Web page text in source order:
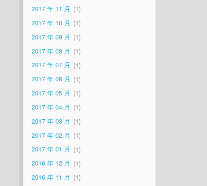
2017 年 11 月
1
2017 年 10 月
1
2017 年 09 月
1
2017 年 08 月
1
2017 年 07 月
1
2017 年 06 月
1
2017 年 05 月
1
2017 年 04 月
1
2017 年 03 月
1
2017 年 02 月
1
2017 年 01 月
1
2016 年 12 月
1
2016 年 11 月
1